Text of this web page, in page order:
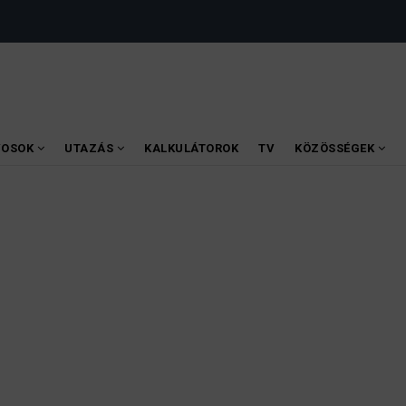
UTAZÁS KALKULÁTOROK TV KÖZÖSSÉGEK